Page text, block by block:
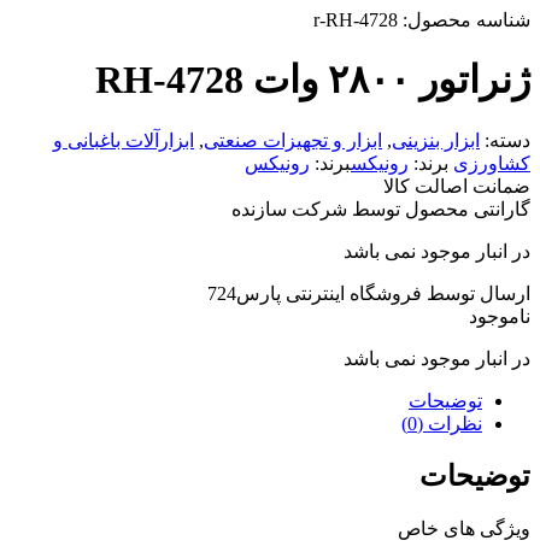
شناسه محصول: r-RH-4728
ژنراتور ۲۸۰۰ وات RH-4728
دسته: ابزار بنزینی, ابزار و تجهیزات صنعتی, ابزارآلات باغبانی و
کشاورزی برند: رونیکسبرند: رونیکس
ضمانت اصالت کالا
گارانتی محصول توسط شرکت سازنده
در انبار موجود نمی باشد
ارسال توسط فروشگاه اینترنتی پارس724
ناموجود
در انبار موجود نمی باشد
توضیحات
نظرات (0)
توضیحات
ویژگی های خاص